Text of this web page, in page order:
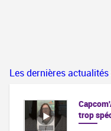
Les dernières actualités
trop